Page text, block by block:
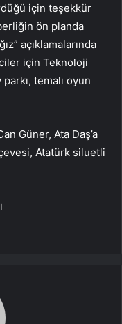
için teşekkür
ön planda
açıklamalarında
için Teknoloji
temalı oyun
Güner, Ata Daş’a
Atatürk siluetli